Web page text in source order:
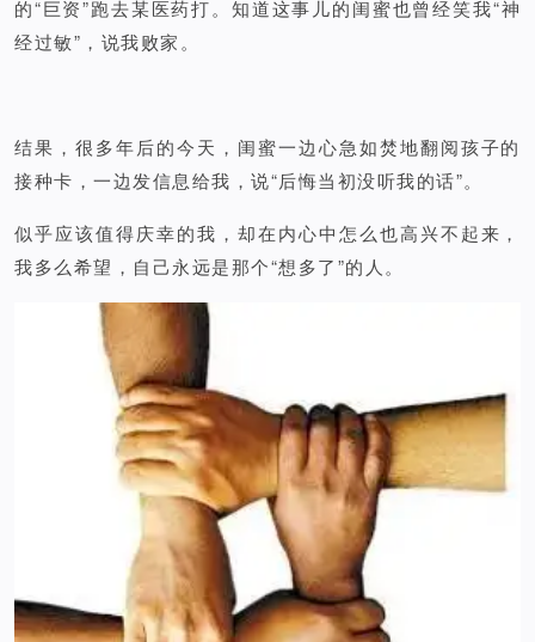
的“巨资”跑去某医药打。知道这事儿的闺蜜也曾经笑我“神
经过敏”，说我败家。
结果，很多年后的今天，闺蜜一边心急如焚地翻阅孩子的
接种卡，一边发信息给我，说“后悔当初没听我的话”。
似乎应该值得庆幸的我，却在内心中怎么也高兴不起来，
我多么希望，自己永远是那个“想多了”的人。